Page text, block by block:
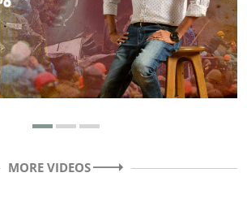
MORE VIDEOS